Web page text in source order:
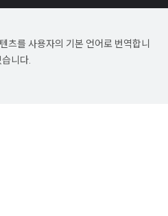
츠를 사용자의 기본 언어로 번역합니
니다.